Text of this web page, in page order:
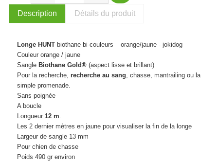
Description Détails du produit
Longe HUNT biothane bi-couleurs – orange/jaune - jokidog
Couleur orange / jaune
Sangle Biothane Gold® (aspect lisse et brillant)
Pour la recherche,recherche au sang , chasse, mantrailing ou la
simple promenade.
Sans poignée
A boucle
Longueur 12 m
Les 2 dernier mètres en jaune pour visualiser la fin de la longe
Largeur de sangle 13 mm
Pour chien de chasse
Poids 490 gr environ